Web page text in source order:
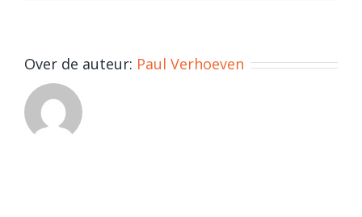
Over de auteur: Paul Verhoeven